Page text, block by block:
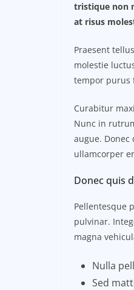
tristique non
at risus
Praesent
molestie
tempor purus
Curabitur
Nunc in
augue.
ullamcorper
Donec quis
Pellentesque
pulvinar.
magna
Nulla
Sed